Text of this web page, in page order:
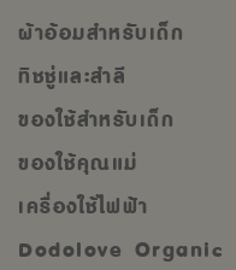
ผ้าอ้อมสำหรับเด็ก
ทิชชู่และสำลี
ของใช้สำหรับเด็ก
ของใช้คุณแม่
เครื่องใช้ไฟฟ้า
Dodolove Organic